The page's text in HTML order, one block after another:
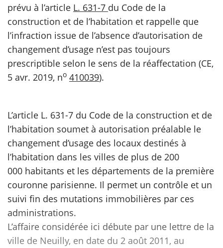
prévu à l’article L. 631-7 du Code de la
construction et de l’habitation et rappelle que
l’infraction issue de l’absence d’autorisation de
changement d’usage n’est pas toujours
prescriptible selon le sens de la réaffectation (CE,
5 avr. 2019, no 410039).
L’article L. 631-7 du Code de la construction et de
l’habitation soumet à autorisation préalable le
changement d’usage des locaux destinés à
l’habitation dans les villes de plus de 200
000 habitants et les départements de la première
couronne parisienne. Il permet un contrôle et un
suivi fin des mutations immobilières par ces
administrations.
L’affaire considérée ici débute par une lettre de la
ville de Neuilly, en date du 2 août 2011, au